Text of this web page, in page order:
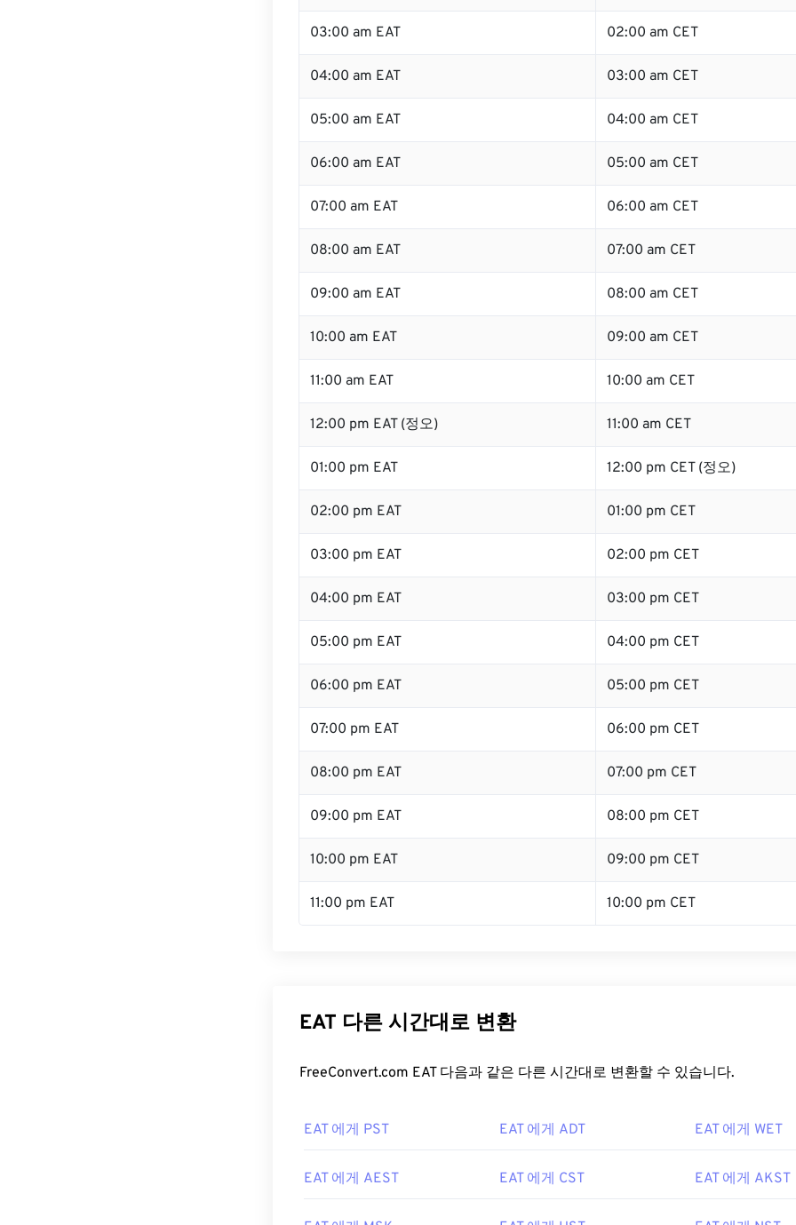
03:00 am EAT 02:00 am CET
04:00 am EAT 03:00 am CET
05:00 am EAT 04:00 am CET
06:00 am EAT 05:00 am CET
07:00 am EAT 06:00 am CET
08:00 am EAT 07:00 am CET
09:00 am EAT 08:00 am CET
10:00 am EAT 09:00 am CET
11:00 am EAT 10:00 am CET
12:00 pm EAT (정오) 11:00 am CET
01:00 pm EAT 12:00 pm CET (정오)
02:00 pm EAT 01:00 pm CET
03:00 pm EAT 02:00 pm CET
04:00 pm EAT 03:00 pm CET
05:00 pm EAT 04:00 pm CET
06:00 pm EAT 05:00 pm CET
07:00 pm EAT 06:00 pm CET
08:00 pm EAT 07:00 pm CET
09:00 pm EAT 08:00 pm CET
10:00 pm EAT 09:00 pm CET
11:00 pm EAT 10:00 pm CET
EAT 다른 시간대로 변환
FreeConvert.com EAT 다음과 같은 다른 시간대로 변환할 수 있습니다.
EAT 에게 PST EAT 에게 ADT EAT 에게 WET
EAT 에게 AEST EAT 에게 CST EAT 에게 AKST